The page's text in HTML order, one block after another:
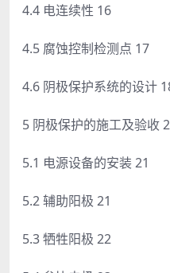
4.4 电连续性 16
4.5 腐蚀控制检测点 17
4.6 阴极保护系统的设计
5 阴极保护的施工及验收
5.1 电源设备的安装 21
5.2 辅助阳极 21
5.3 牺牲阳极 22